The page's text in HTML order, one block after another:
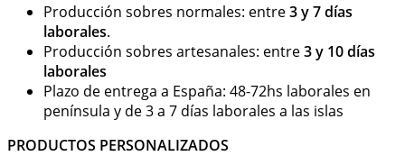
Producción sobres normales: entre3 y 7 días
laborales.
Producción sobres artesanales: entre3 y 10 días
laborales
Plazo de entrega a España: 48-72hs laborales en
península y de 3 a 7 días laborales a las islas
PRODUCTOS PERSONALIZADOS